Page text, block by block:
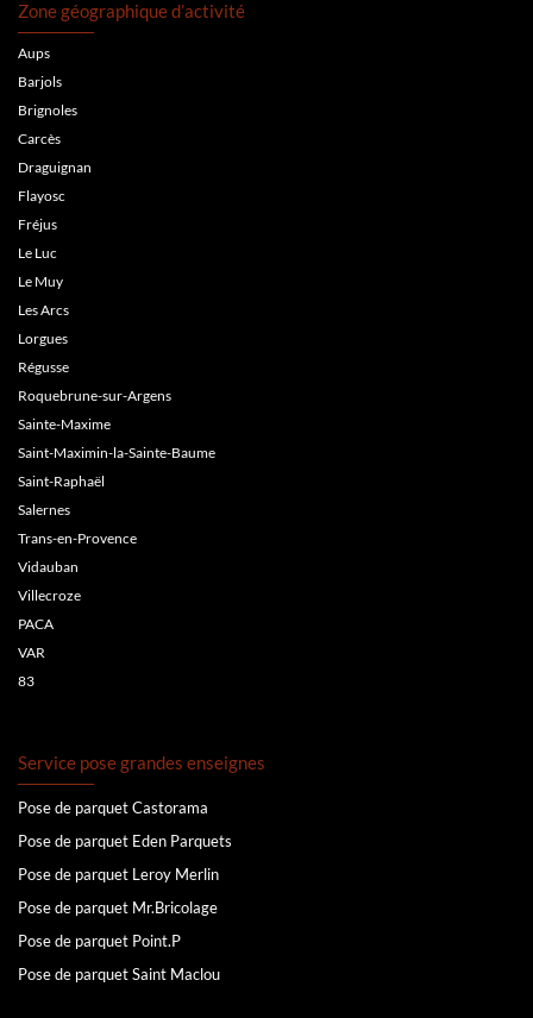
Zone géographique d’activité
Aups
Barjols
Brignoles
Carcès
Draguignan
Flayosc
Fréjus
Le Luc
Le Muy
Les Arcs
Lorgues
Régusse
Roquebrune-sur-Argens
Sainte-Maxime
Saint-Maximin-la-Sainte-Baume
Saint-Raphaël
Salernes
Trans-en-Provence
Vidauban
Villecroze
PACA
VAR
83
Service pose grandes enseignes
Pose de parquet Castorama
Pose de parquet Eden Parquets
Pose de parquet Leroy Merlin
Pose de parquet Mr.Bricolage
Pose de parquet Point.P
Pose de parquet Saint Maclou